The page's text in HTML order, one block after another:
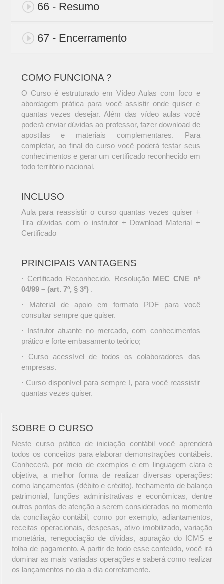
66 - Resumo
67 - Encerramento
COMO FUNCIONA ?
O Curso é estruturado em Vídeo Aulas com foco e
abordagem prática para você assistir onde quiser e
quantas vezes desejar. Além das vídeo aulas você
poderá enviar dúvidas ao professor, fazer download de
apostilas e materiais complementares. Para
completar, ao final do curso você poderá testar seus
conhecimentos e gerar um certificado reconhecido em
todo território nacional.
INCLUSO
Aula para reassistir o curso quantas vezes quiser +
Tira dúvidas com o instrutor + Download Material +
Certificado
PRINCIPAIS VANTAGENS
· Certificado Reconhecido. Resolução MEC CNE nº
04/99 – (art. 7º, § 3º) .
· Material de apoio em formato PDF para você
consultar sempre que quiser.
· Instrutor atuante no mercado, com conhecimentos
prático e forte embasamento teórico;
· Curso acessível de todos os colaboradores das
empresas.
· Curso disponível para sempre !, para você reassistir
quantas vezes quiser.
SOBRE O CURSO
Neste curso prático de iniciação contábil você aprenderá
todos os conceitos para elaborar demonstrações contábeis.
Conhecerá, por meio de exemplos e em linguagem clara e
objetiva, a melhor forma de realizar diversas operações:
como lançamentos (débito e crédito), fechamento de balanço
patrimonial, funções administrativas e econômicas, dentre
outros pontos de atenção a serem considerados no momento
da conciliação contábil, como por exemplo, adiantamentos,
receitas operacionais, despesas, ativo imobilizado, variação
monetária, renegociação de dívidas, apuração do ICMS e
folha de pagamento. A partir de todo esse conteúdo, você irá
dominar as mais variadas operações e saberá como realizar
os lançamentos no dia a dia corretamente.